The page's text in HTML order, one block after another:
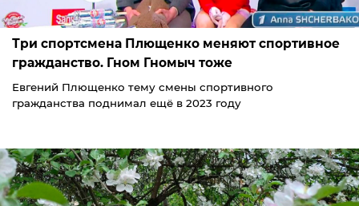
Три спортсмена Плющенко меняют спортивное
гражданство. Гном Гномыч тоже
Евгений Плющенко тему смены спортивного
гражданства поднимал ещё в 2023 году